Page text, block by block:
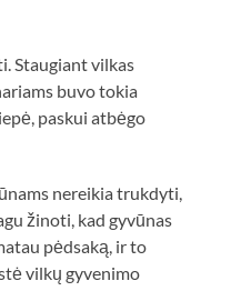
Staugiant vilkas
buvo tokia
paskui atbėgo
nereikia trukdyti,
žinoti, kad gyvūnas
pėdsaką, ir to
vilkų gyvenimo